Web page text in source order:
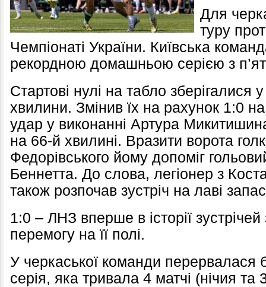
Для
туру
Чемпіонаті України. Київська
рекордною домашньою серією з
Стартові нулі на табло зберігалися
хвилини. Змінив їх на рахунок 1:0
удар у виконанні Артура
на 66-й хвилині. Вразити ворота
Федорівського йому допоміг
Беннетта. До слова, легіонер з
також розпочав зустріч на лаві
1:0 – ЛНЗ вперше в історії
перемогу на її полі.
У черкаської команди перервалася
серія, яка тривала 4 матчі (нічия та